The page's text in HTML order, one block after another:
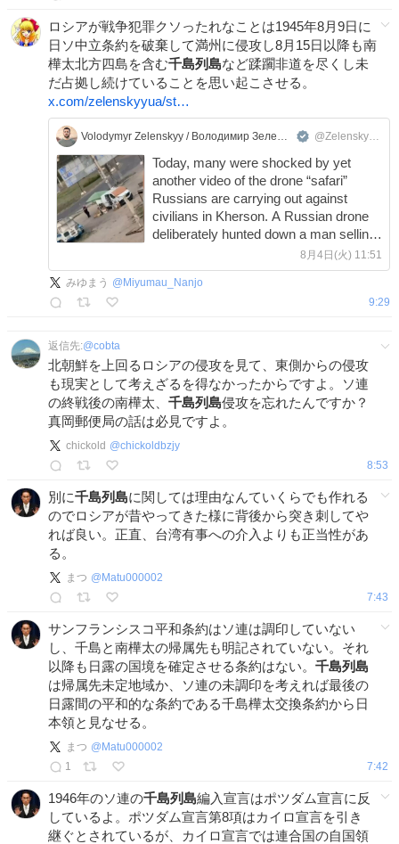
ロシアが戦争犯罪クソったれなことは1945年8月9日に
日ソ中立条約を破棄して満州に侵攻し8月15日以降も南
樺太北方四島を含む千島列島など蹂躙非道を尽くし未
だ占拠し続けていることを思い起こさせる。
x.com/zelenskyyua/st…
Volodymyr Zelenskyy / Володимир Зеленський @ZelenskyyUa
Today, many were shocked by yet
another video of the drone “safari”
Russians are carrying out against
civilians in Kherson. A Russian drone
deliberately hunted down a man selling
vegetables and detonated right next to
him. The Russians even admitted to
the crime, showing zero
8月4日(火) 11:51
みゆまう @ Miyumau_Nanjo
9:29
返信先:@cobta
北朝鮮を上回るロシアの侵攻を見て、東側からの侵攻
も現実として考えざるを得なかったからですよ。ソ連
の終戦後の南樺太、 千島列島侵攻を忘れたんですか？
真岡郵便局の話は必見ですよ。
chickold @chickoldbzjy
8:53
別に千島列島に関しては理由なんていくらでも作れる
のでロシアが昔やってきた様に背後から突き刺してや
れば良い。正直、台湾有事への介入よりも正当性があ
る。
まつ @ Matu000002
7:43
サンフランシスコ平和条約はソ連は調印していない
し、千島と南樺太の帰属先も明記されていない。それ
以降も日露の国境を確定させる条約はない。 千島列島
は帰属先未定地域か、ソ連の未調印を考えれば最後の
日露間の平和的な条約である千島樺太交換条約から日
本領と見なせる。
まつ @ Matu000002
1
7:42
1946年のソ連の千島列島編入宣言はポツダム宣言に反
しているよ。ポツダム宣言第8項はカイロ宣言を引き
継ぐとされているが、カイロ宣言では連合国の自国領